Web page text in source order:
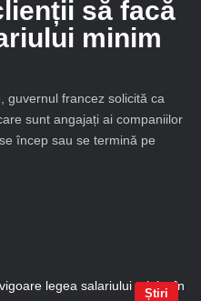
să facă
minim
guvernul francez solicită ca
sunt angajați ai companiilor
încep sau se termină pe
Știri